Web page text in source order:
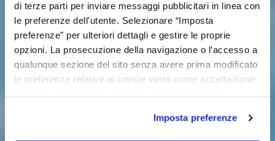
di terze parti per inviare messaggi pubblicitari in linea con
le preferenze dell'utente. Selezionare “Imposta
preferenze” per ulteriori dettagli e gestire le proprie
opzioni. La prosecuzione della navigazione o l’accesso a
qualunque sezione del sito senza avere prima modificato
le preferenze relative ai cookie varrà come accettazione
Imposta preferenze